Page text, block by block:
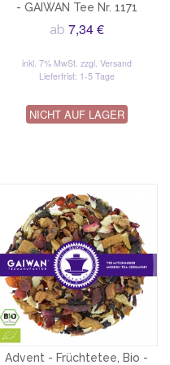
- GAIWAN Tee Nr. 1171
ab 7,34 €
inkl. 7% MwSt. zzgl. Versand
Lieferfrist: 1-5 Tage
NICHT AUF LAGER
Advent - Früchtetee, Bio -